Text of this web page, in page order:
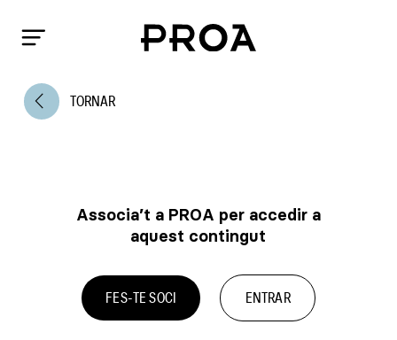
arrow_back_ios TORNAR
Associa’t a PROA per accedir a
aquest contingut
FES-TE SOCI ENTRAR